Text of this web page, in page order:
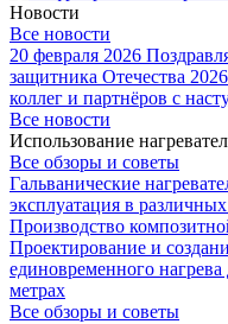
Новости
Все новости
20 февраля 2026
защитника Отечества 2026
коллег и партнёров с
Все новости
Использование
Все обзоры и советы
Гальванические
эксплуатация в
Производство
Проектирование и
единовременного
метрах
Все обзоры и советы